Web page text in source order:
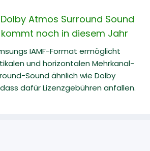
Atmos Surround Sound
noch in diesem Jahr
IAMF-Format ermöglicht
und horizontalen Mehrkanal-
Sound ähnlich wie Dolby
dafür Lizenzgebühren anfallen.